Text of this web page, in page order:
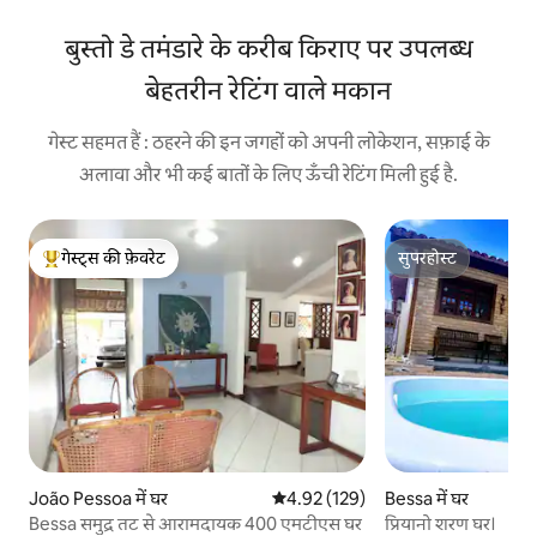
बुस्तो डे तमंडारे के करीब किराए पर उपलब्ध
बेहतरीन रेटिंग वाले मकान
गेस्ट सहमत हैं : ठहरने की इन जगहों को अपनी लोकेशन, सफ़ाई के
अलावा और भी कई बातों के लिए ऊँची रेटिंग मिली हुई है.
गेस्ट्स का टॉप फ़ेवरेट
गेस्ट्स की फ़ेवरेट
João Pessoa में घर औसत रेटिंग 5 में से 4.92, 129 समीक्षाएँ
4.92 (129)
Bessa समुद्र तट से आरामदायक 400 एमटीएस घर
सुपरहोस्ट
सुपरहोस्ट
Bessa में घर
प्रियानो शरण घर।